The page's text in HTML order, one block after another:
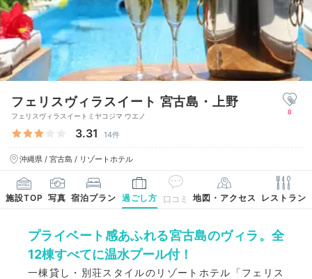
フェリスヴィラスイート 宮古島・上野
フェリスヴィラスイートミヤコジマ ウエノ
3.31 14件
沖縄県 / 宮古島 / リゾートホテル
8
施設TOP 写真 宿泊プラン 過ごし方 口コミ 地図・アクセス レストラン
プライベート感あふれる宮古島のヴィラ。全
12棟すべてに温水プール付！
一棟貸し・別荘スタイルのリゾートホテル「フェリス